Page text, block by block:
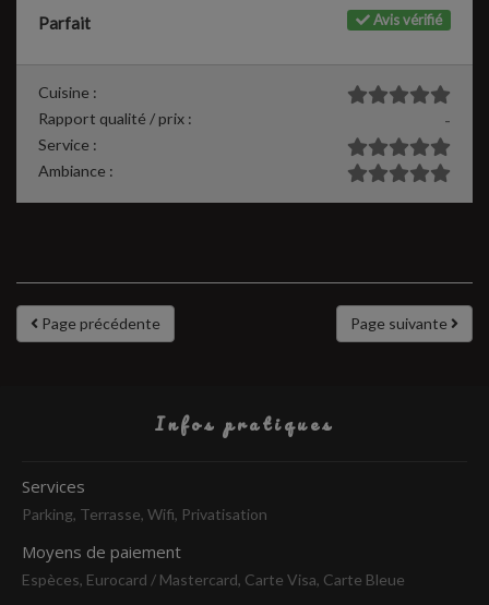
Avis vérifié
Parfait
Cuisine :
-
Rapport qualité / prix :
Service :
Ambiance :
Page suivante
Page précédente
Infos pratiques
Services
Parking, Terrasse, Wifi, Privatisation
Moyens de paiement
Espèces, Eurocard / Mastercard, Carte Visa, Carte Bleue